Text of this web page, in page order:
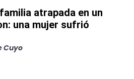
atrapada en un
una mujer sufrió
Cuyo